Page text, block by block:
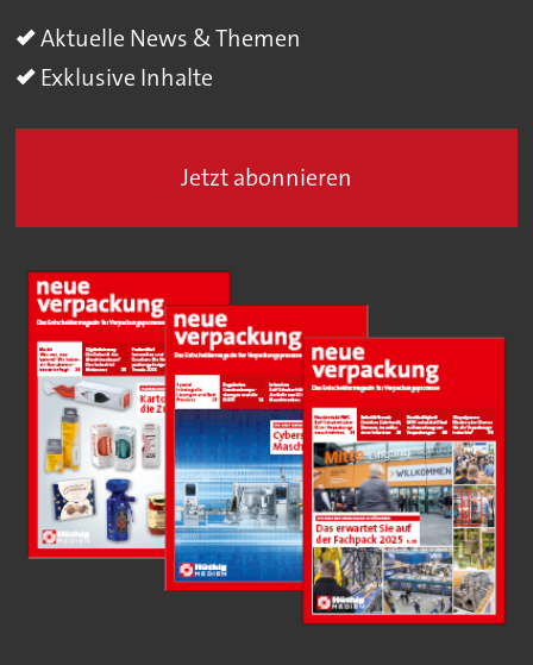
Aktuelle News & Themen
Exklusive Inhalte
Jetzt abonnieren